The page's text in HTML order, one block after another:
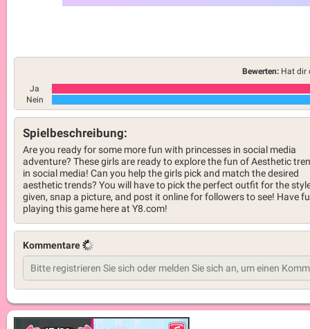
Bewerten: Hat dir
Ja
Nein
Spielbeschreibung:
Are you ready for some more fun with princesses in social media
adventure? These girls are ready to explore the fun of Aesthetic
in social media! Can you help the girls pick and match the desired
aesthetic trends? You will have to pick the perfect outfit for the
given, snap a picture, and post it online for followers to see! Have
playing this game here at Y8.com!
Kommentare